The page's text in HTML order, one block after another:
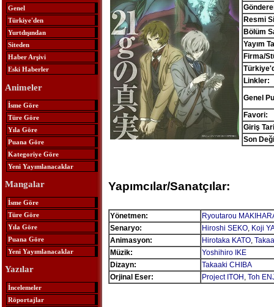
Genel
Türkiye'den
Yurtdışından
Siteden
Haber Arşivi
Eski Haberler
Animeler
İsme Göre
Türe Göre
Yıla Göre
Puana Göre
Kategoriye Göre
Yeni Yayımlanacaklar
Mangalar
İsme Göre
Türe Göre
Yıla Göre
Puana Göre
Yeni Yayımlanacaklar
Yazılar
İncelemeler
Röportajlar
Resmi
Bölüm
Yayım
Firma/
Linkler:
Genel
Favori:
Giriş
Son
Yapımcılar/Sanatçılar:
Yönetmen:
Ryoutarou
Senaryo:
Hiroshi SEKO, Koji
Animasyon:
Hirotaka KATO,
Müzik:
Yoshihiro IKE
Dizayn:
Takaaki CHIBA
Orjinal Eser:
Project ITOH , Toh